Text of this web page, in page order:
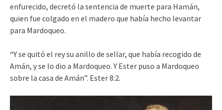
enfurecido, decretó la sentencia de muerte para Hamán,
quien fue colgado en el madero que había hecho levantar
para Mardoqueo.
“Y se quitó el rey su anillo de sellar, que había recogido de
Amán, y se lo dio a Mardoqueo. Y Ester puso a Mardoqueo
sobre la casa de Amán”. Ester 8:2.